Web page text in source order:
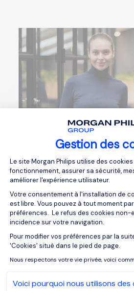
Gestion des
Plateforme de
Le site Morgan Philips utilise des
fonctionnement, assurer sa sécurité,
améliorer l'expérience utilisateur.
Votre consentement à l'installation de
est libre. Vous pouvez à tout moment
préférences. Le refus des cookies non-
incidence sur votre navigation.
Pour modifier vos préférences par la
'Cookies' situé dans le pied de page.
Nous respectons votre vie privée, voici
Voici pourquoi nous utilisons des
Axeptio
Responsabilid
principales
Como Asistente de Ventas,
lagestión de pedidos y la
Deberásevaluar las solicitudes
satisfacción.